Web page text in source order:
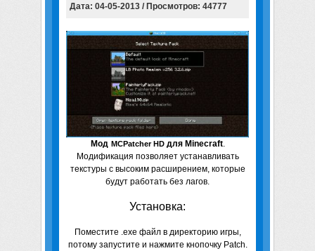
Дата: 04-05-2013 / Просмотров: 44777
Мод MCPatcher HDдля Minecraft.
Модификация позволяет устанавливать
текстуры с высоким расширением, которые
будут работать без лагов.
Установка:
Поместите .exe файл в директорию игры,
потому запустите и нажмите кнопочку Patch.